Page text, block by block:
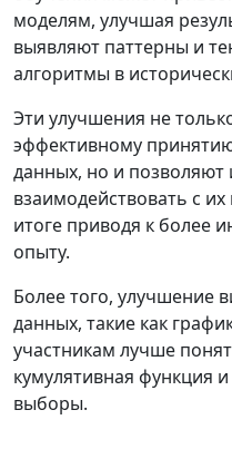
моделям, улучшая
выявляют паттерны и
алгоритмы в
Эти улучшения не
эффективному
данных, но и
взаимодействовать с
итоге приводя к более
опыту.
Более того, улучшение
данных, такие как
участникам лучше
кумулятивная функция
выборы.